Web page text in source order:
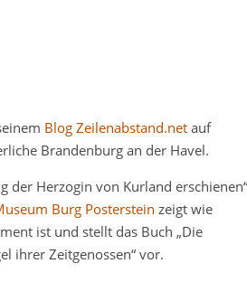
Blog Zeilenabstand.netauf
Brandenburg an der Havel.
der Herzogin von Kurland
Burg Posterstein zeigt wie
ist und stellt das Buch „Die
ihrer Zeitgenossen“ vor.